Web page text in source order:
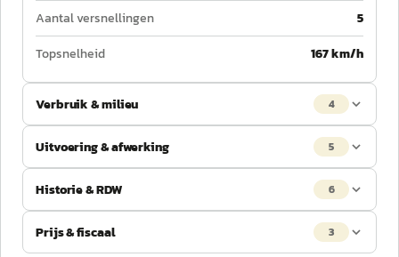
Aantal versnellingen
5
Topsnelheid
167 km/h
Verbruik & milieu 4
Uitvoering & afwerking 5
Historie & RDW 6
Prijs & fiscaal 3